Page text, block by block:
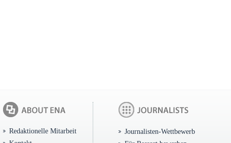
Redaktionelle Mitarbeit
Journalisten-Wettbewerb